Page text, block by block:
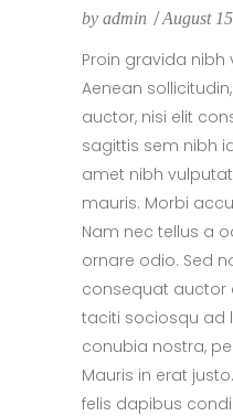
by admin August
Proin gravida nibh
Aenean
auctor, nisi elit
sagittis sem nibh
amet nibh
mauris. Morbi
Nam nec tellus a
ornare odio. Sed
consequat auctor
taciti sociosqu ad
conubia nostra,
Mauris in erat
felis dapibus